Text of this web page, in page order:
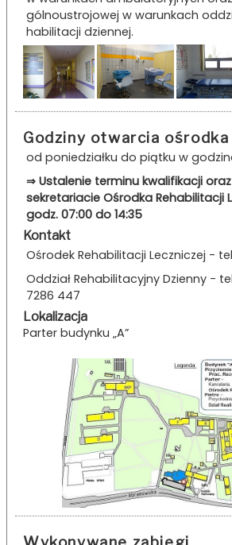
gólno­u­stro­jo­wej w wa­ru­nkach
ha­bi­li­ta­cji dzie­nnej.
Godziny otwarcia ośrodka
od poniedziałku do piątku w
⇒ Ustalenie terminu kwalifikacji
sekretariacie Ośrodka Rehabilitacji
godz. 07:00 do 14:35
Kontakt
Ośrodek Rehabilitacji Leczniczej -
Oddział Rehabilitacyjny Dzienny -
7286 447
Lokalizacja
Parter budynku „A”